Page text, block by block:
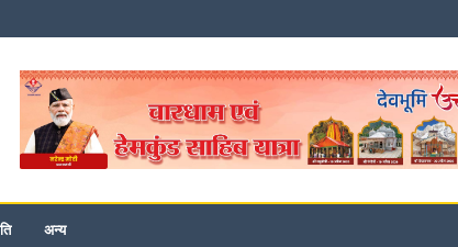
अन्य